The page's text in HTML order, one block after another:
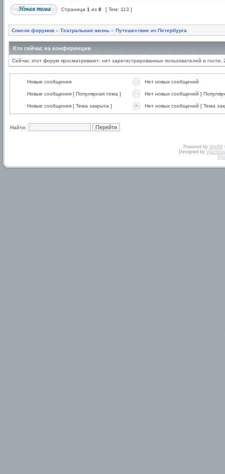
Страница 1 из 8 [ Тем: 113 ]
Список форумов » Театральная жизнь » Путешествие из Петербурга
Кто сейчас на конференции
Сейчас этот форум просматривают: нет зарегистрированных пользователей и гости:
Новые сообщения Нет новых сообщений
Новые сообщения [ Популярная тема ] Нет новых сообщений [
Новые сообщения [ Тема закрыта ] Нет новых сообщений [ Тема
Найти:
Powered by phpBB
Designed by